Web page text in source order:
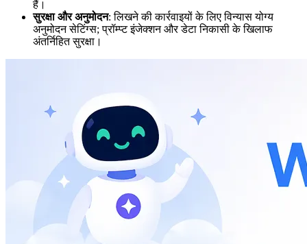
हैं।
सुरक्षा और अनुमोदन: लिखने की कार्रवाइयों के लिए विन्यास योग्य
अनुमोदन सेटिंग्स; प्रॉम्प्ट इंजेक्शन और डेटा निकासी के खिलाफ
अंतर्निहित सुरक्षा।